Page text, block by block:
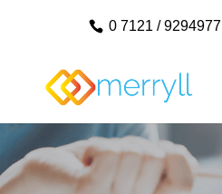
0 7121 / 9294977